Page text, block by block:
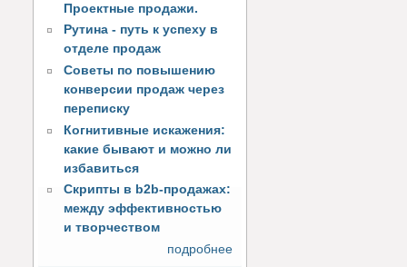
Проектные продажи.
Рутина - путь к успеху в
отделе продаж
Советы по повышению
конверсии продаж через
переписку
Когнитивные искажения:
какие бывают и можно ли
избавиться
Скрипты в b2b-продажах:
между эффективностью
и творчеством
подробнее